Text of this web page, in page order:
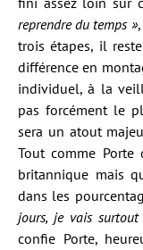
reprendre du temps »
trois étapes, il
différence en
individuel, à la
pas forcément le
sera un atout
Tout comme
britannique mais
dans les
jours, je vais
confie Porte,